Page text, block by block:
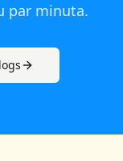
par minuta.
s